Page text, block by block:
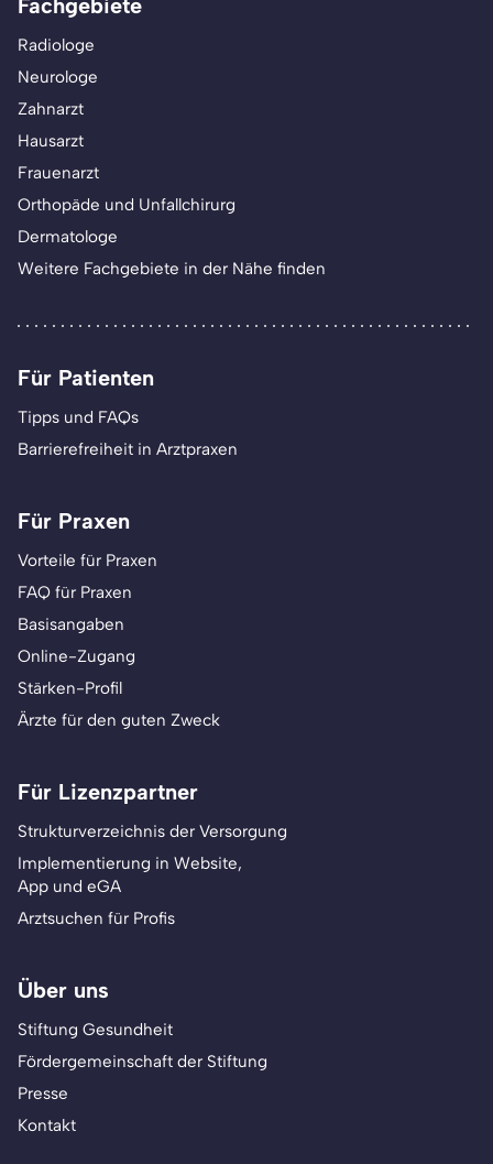
Fachgebiete
Radiologe
Neurologe
Zahnarzt
Hausarzt
Frauenarzt
Orthopäde und Unfallchirurg
Dermatologe
Weitere Fachgebiete in der Nähe finden
Für Patienten
Tipps und FAQs
Barrierefreiheit in Arztpraxen
Für Praxen
Vorteile für Praxen
FAQ für Praxen
Basisangaben
Online-Zugang
Stärken-Profil
Ärzte für den guten Zweck
Für Lizenzpartner
Strukturverzeichnis der Versorgung
Implementierung in Website,
App und eGA
Arztsuchen für Profis
Über uns
Stiftung Gesundheit
Fördergemeinschaft der Stiftung
Presse
Kontakt